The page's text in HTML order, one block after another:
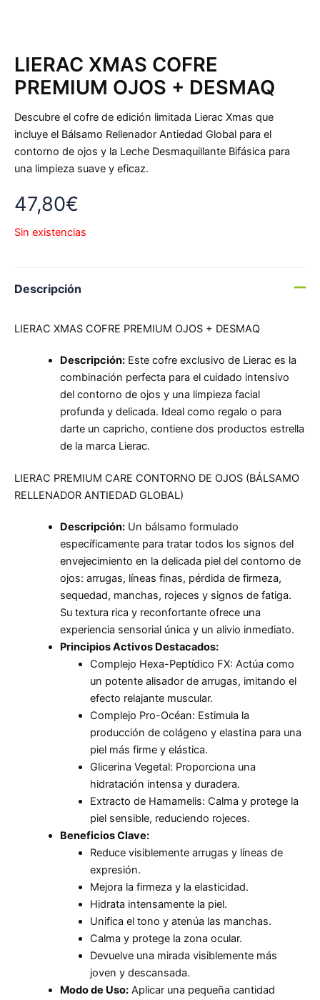
LIERAC XMAS COFRE
PREMIUM OJOS + DESMAQ
Descubre el cofre de edición limitada Lierac Xmas que
incluye el Bálsamo Rellenador Antiedad Global para el
contorno de ojos y la Leche Desmaquillante Bifásica para
una limpieza suave y eficaz.
47,80€
Sin existencias
Descripción
LIERAC XMAS COFRE PREMIUM OJOS + DESMAQ
Descripción:Este cofre exclusivo de Lierac es la
combinación perfecta para el cuidado intensivo
del contorno de ojos y una limpieza facial
profunda y delicada. Ideal como regalo o para
darte un capricho, contiene dos productos estrella
de la marca Lierac.
LIERAC PREMIUM CARE CONTORNO DE OJOS (BÁLSAMO
RELLENADOR ANTIEDAD GLOBAL)
Descripción:Un bálsamo formulado
específicamente para tratar todos los signos del
envejecimiento en la delicada piel del contorno de
ojos: arrugas, líneas finas, pérdida de firmeza,
sequedad, manchas, rojeces y signos de fatiga.
Su textura rica y reconfortante ofrece una
experiencia sensorial única y un alivio inmediato.
Principios Activos Destacados:
Complejo Hexa-Peptídico FX: Actúa como
un potente alisador de arrugas, imitando el
efecto relajante muscular.
Complejo Pro-Océan: Estimula la
producción de colágeno y elastina para una
piel más firme y elástica.
Glicerina Vegetal: Proporciona una
hidratación intensa y duradera.
Extracto de Hamamelis: Calma y protege la
piel sensible, reduciendo rojeces.
Beneficios Clave:
Reduce visiblemente arrugas y líneas de
expresión.
Mejora la firmeza y la elasticidad.
Hidrata intensamente la piel.
Unifica el tono y atenúa las manchas.
Calma y protege la zona ocular.
Devuelve una mirada visiblemente más
joven y descansada.
Modo de Uso:Aplicar una pequeña cantidad